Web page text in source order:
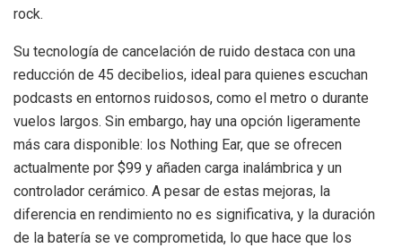
rock.
Su tecnología de cancelación de ruido destaca con una
reducción de 45 decibelios, ideal para quienes escuchan
podcasts en entornos ruidosos, como el metro o durante
vuelos largos. Sin embargo, hay una opción ligeramente
más cara disponible: los Nothing Ear, que se ofrecen
actualmente por $99 y añaden carga inalámbrica y un
controlador cerámico. A pesar de estas mejoras, la
diferencia en rendimiento no es significativa, y la duración
de la batería se ve comprometida, lo que hace que los